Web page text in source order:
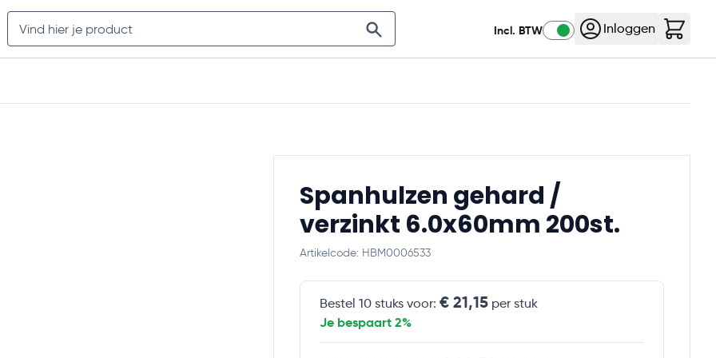
7,5% kortingmet code; BOUWVAKNog3
Search Incl. BTW Inloggen
Spanhulzen gehard /
verzinkt 6.0x60mm 200st.
Artikelcode: HBM0006533
Bestel 10 stuks voor:€ 21,15 per stuk
Je bespaart 2%